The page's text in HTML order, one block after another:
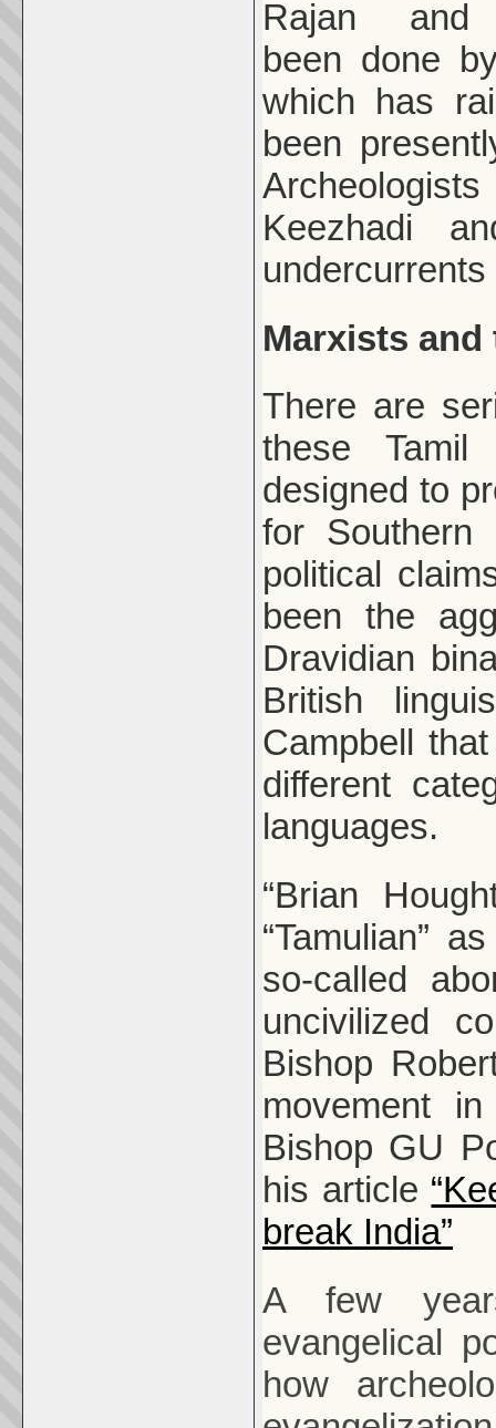
Rajan and
been done
which has
been
Keezhadi
Marxists
There are
these
designed to
for
political
been the
Dravidian
British
Campbell
different
languages.
“Brian
“Tamulian”
so-called
uncivilized
Bishop
movement
Bishop GU
his article
break India”
A few
evangelical
how